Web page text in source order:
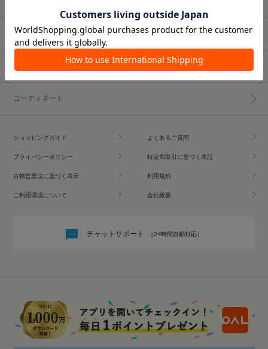
ブランド一覧
コーディネート
ショッピングガイド よくあるご質問
プライバシーポリシー 特定商取引に基づく表記
古物営業法に基づく表示 利用規約
ご利用環境について 会社概要
チャットサポート （24時間自動対応）